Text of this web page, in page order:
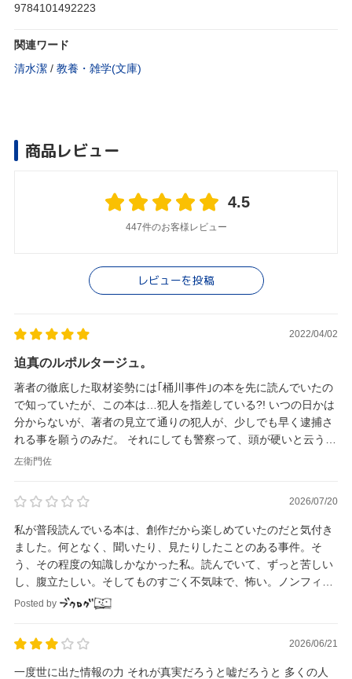
9784101492223
関連ワード
清水潔 / 教養・雑学(文庫)
商品レビュー
4.5
447件のお客様レビュー
レビューを投稿
2022/04/02
迫真のルポルタージュ。
著者の徹底した取材姿勢には｢桶川事件｣の本を先に読んでいたの
で知っていたが、この本は…犯人を指差している?! いつの日かは
分からないが、著者の見立て通りの犯人が、少しでも早く逮捕さ
れる事を願うのみだ。 それにしても警察って、頭が硬いと云う
か……。
左衛門佐
2026/07/20
私が普段読んでいる本は、創作だから楽しめていたのだと気付き
ました。何となく、聞いたり、見たりしたことのある事件。そ
う、その程度の知識しかなかった私。読んでいて、ずっと苦しい
し、腹立たしい。そしてものすごく不気味で、怖い。ノンフィク
ションはしばらく読みたくないと思ってしまった。
Posted by
2026/06/21
一度世に出た情報の力 それが真実だろうと嘘だろうと 多くの人